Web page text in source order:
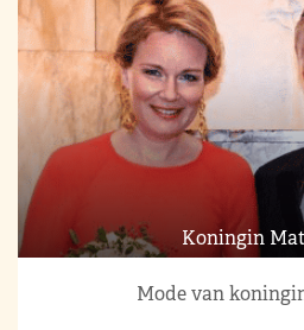
Koningin
Mode van